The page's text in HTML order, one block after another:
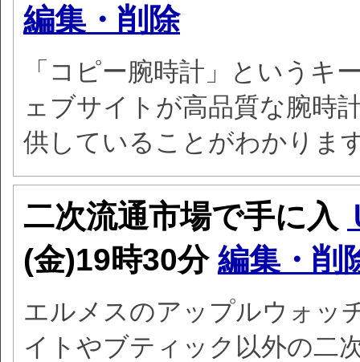
編集・削除
「コピー腕時計」というキ
ェブサイトが高品質な腕時
供していることがわかりま
二次流通市場で手に入
(金)19時30分 編集・削
エルメスのアップルウォッ
イトやブティック以外の二